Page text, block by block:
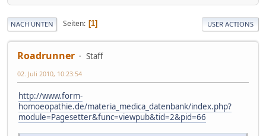
NACH UNTEN Seiten 1 USER ACTIONS
Roadrunner Staff
02. Juli 2010, 10:23:54
http://www.form-
homoeopathie.de/materia_medica_datenbank/index.php?
module=Pagesetter&func=viewpub&tid=2&pid=66